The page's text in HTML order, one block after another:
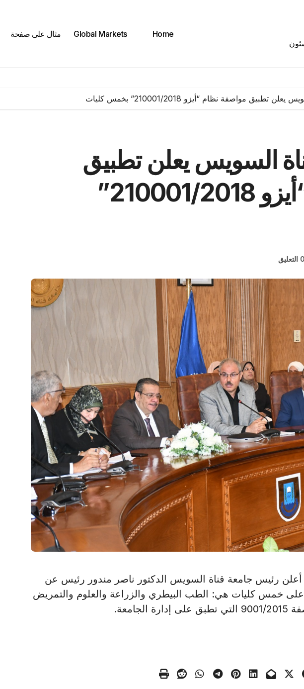
Home
Global Markets مثال على صفحة
مواصفة نظام “أيزو 210001/2018” بخمس كليات
السويس يعلن تطبيق
مواصفة نظام “أيزو 210001/2018”
0 التعليق
فبراير/أ ش أ/ أعلن رئيس جامعة قناة السويس الدكتور ناصر مندور رئيس عن
تطبيق نظام الأيزو 210001/2018 على خمس كليات هي: الطب البيطري والزراعة والعلوم والتمريض